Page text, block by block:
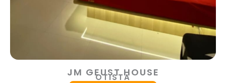
JM GEUST HOUSE
OTISTA